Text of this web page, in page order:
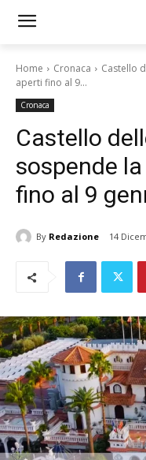
Home Cronaca
Castello
aperti fino al 9...
Cronaca
Castello
sospende
fino al 9
By Redazione 14